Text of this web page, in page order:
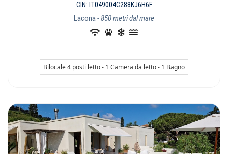
CIN: IT049004C288KJ6H6F
Lacona- 850 metri dal mare
Bilocale 4 posti letto - 1 Camera da letto - 1 Bagno